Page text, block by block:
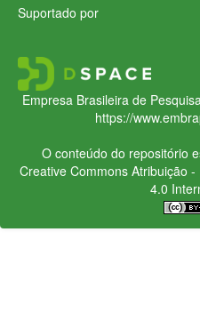
Suportado por
Empresa Brasileira de
https://
O conteúdo do repositório
Creative CommonsAtribuição -
4.0